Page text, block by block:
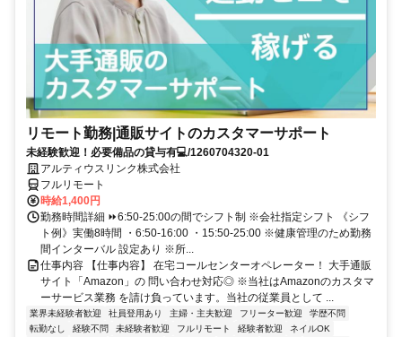
リモート勤務|通販サイトのカスタマーサポート
未経験歓迎！必要備品の貸与有💻/1260704320-01
アルティウスリンク株式会社
フルリモート
時給1,400円
勤務時間詳細 ⏩6:50-25:00の間でシフト制 ※会社指定シフト 《シフ
ト例》実働8時間 ・6:50-16:00 ・15:50-25:00 ※健康管理のため勤務
間インターバル 設定あり ※所...
仕事内容 【仕事内容】 在宅コールセンターオペレーター！ 大手通販
サイト「Amazon」の 問い合わせ対応◎ ※当社はAmazonのカスタマ
ーサービス業務 を請け負っています。当社の従業員として ...
業界未経験者歓迎 社員登用あり 主婦・主夫歓迎 フリーター歓迎
学歴不問
転勤なし
経験不問 未経験者歓迎 フルリモート 経験者歓迎
ネイルOK